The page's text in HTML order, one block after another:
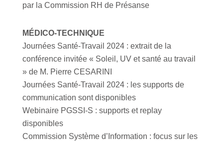
par la Commission RH de Présanse
MÉDICO-TECHNIQUE
Journées Santé-Travail 2024 : extrait de la
conférence invitée « Soleil, UV et santé au travail
» de M. Pierre CESARINI
Journées Santé-Travail 2024 : les supports de
communication sont disponibles
Webinaire PGSSI-S : supports et replay
disponibles
Commission Système d’Information : focus sur les